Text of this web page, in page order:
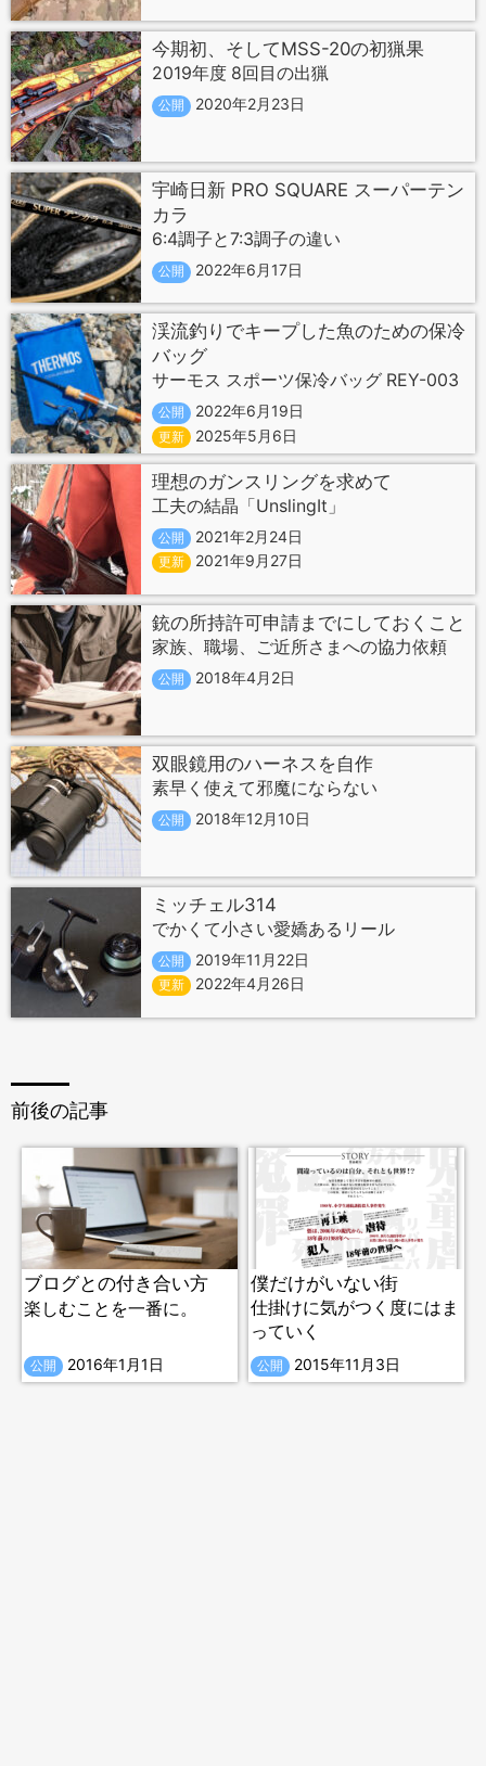
今期初、そしてMSS-20の初猟果
2019年度 8回目の出猟
公開 2020年2月23日
宇崎日新 PRO SQUARE スーパーテン
カラ
6:4調子と7:3調子の違い
公開 2022年6月17日
渓流釣りでキープした魚のための保冷
バッグ
サーモス スポーツ保冷バッグ REY-003
公開 2022年6月19日
更新 2025年5月6日
理想のガンスリングを求めて
工夫の結晶「UnslingIt」
公開 2021年2月24日
更新 2021年9月27日
銃の所持許可申請までにしておくこと
家族、職場、ご近所さまへの協力依頼
公開 2018年4月2日
双眼鏡用のハーネスを自作
素早く使えて邪魔にならない
公開 2018年12月10日
ミッチェル314
でかくて小さい愛嬌あるリール
公開 2019年11月22日
更新 2022年4月26日
前後の記事
ブログとの付き合い方
楽しむことを一番に。
公開 2016年1月1日
僕だけがいない街
仕掛けに気がつく度にはま
っていく
公開 2015年11月3日